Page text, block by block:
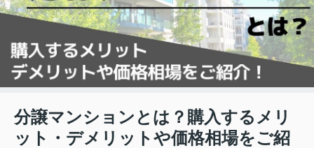
分譲マンションとは？購入するメリ
ット・デメリットや価格相場をご紹